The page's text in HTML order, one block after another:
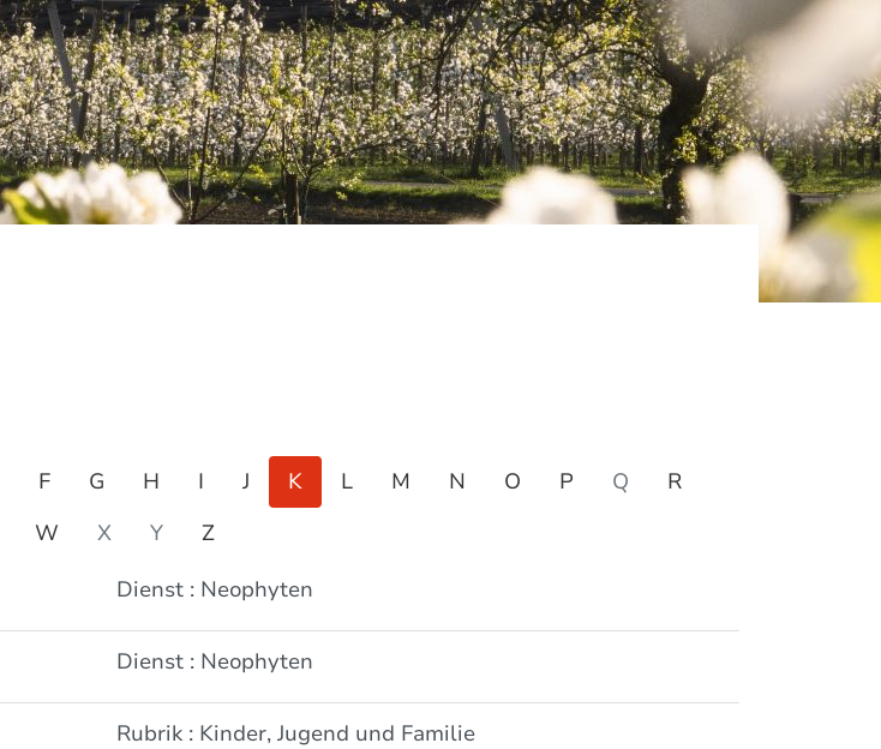
F G H I J K L M N O P Q
R
W X Y
Z
Dienst : Neophyten
Dienst : Neophyten
Rubrik : Kinder, Jugend und Familie